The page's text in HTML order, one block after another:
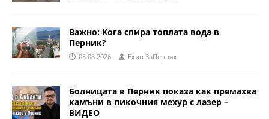
Важно: Кога спира топлата вода в
Перник?
03.08.2026 Eкип ЗаПерник
Болницата в Перник показа как премахва
камъни в пикочния мехур с лазер –
ВИДЕО